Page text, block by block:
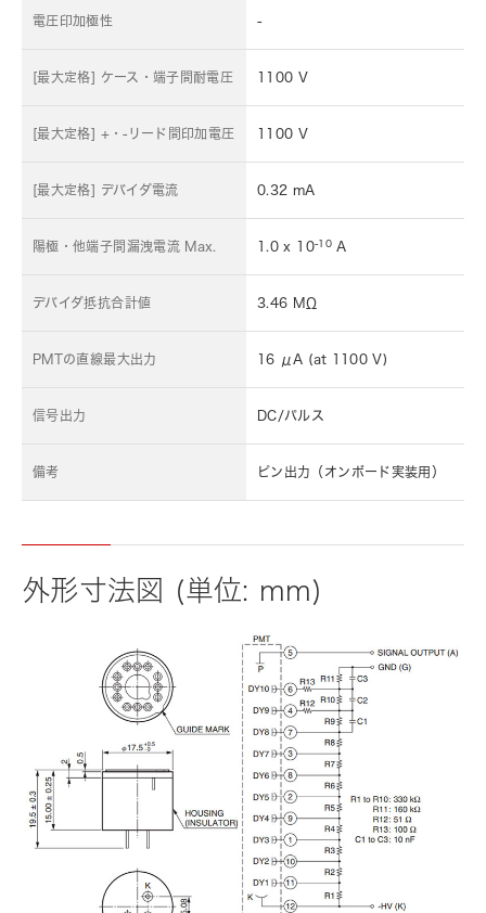
電圧印加極性 -
[最大定格] ケース・端子間耐電圧 1100 V
[最大定格] +・-リード間印加電圧 1100 V
[最大定格] デバイダ電流 0.32 mA
陽極・他端子間漏洩電流 Max. 1.0 x 10-10A
デバイダ抵抗合計値 3.46 MΩ
PMTの直線最大出力 16 μA (at 1100 V)
信号出力 DC/パルス
備考 ピン出力（オンボード実装用）
外形寸法図 (単位: mm)